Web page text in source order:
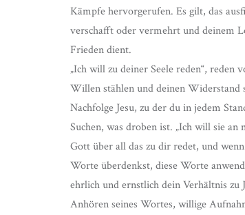
Kämpfe hervorgerufen. Es gilt, das
verschafft oder vermehrt und deinem
Frieden dient.
„Ich will zu deiner Seele reden“,
Willen stählen und deinen Widerstand
Nachfolge Jesu, zu der du in jedem
Suchen, was droben ist. „Ich will sie
Gott über all das zu dir redet, und
Worte überdenkst, diese Worte
ehrlich und ernstlich dein Verhältnis zu
Anhören seines Wortes, willige